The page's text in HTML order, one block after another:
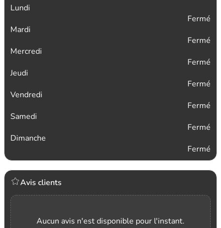
Lundi
Fermé
Mardi
Fermé
Mercredi
Fermé
Jeudi
Fermé
Vendredi
Fermé
Samedi
Fermé
Dimanche
Fermé
Avis clients
Aucun avis n'est disponible pour l'instant.